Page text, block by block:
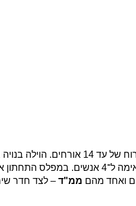
הוילה הכפרית היא וילה משפחתית רחבת ידיים באילת, המשתרעת על כ־240 מ"ר בנוי וכ־300 מ"ר
וכוללת 5 חדרי שינה: במפלס העליון חדר מאסטר גדול עם שירותים ומקלחת צמודים, ולצידו סאונה יבשה
ואחד מהם ממ"ד – לצד חדר